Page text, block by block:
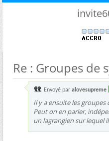
Re : Groupes de
Envoyé par alovesupreme
Il y a ensuite les groupes
Peut on en parler,
un lagrangien sur lequel